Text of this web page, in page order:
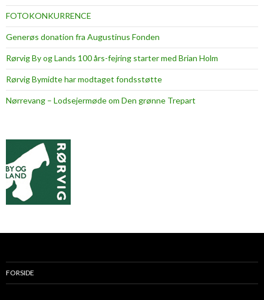
FOTOKONKURRENCE
Generøs donation fra Augustinus Fonden
Rørvig By og Lands 100 års-fejring starter med Brian Holm
Rørvig Bymidte har modtaget fondsstøtte
Nørrevang – Lodsejermøde om Den grønne Trepart
FORSIDE